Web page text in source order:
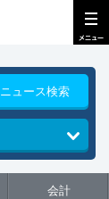
ニュース検索
会計